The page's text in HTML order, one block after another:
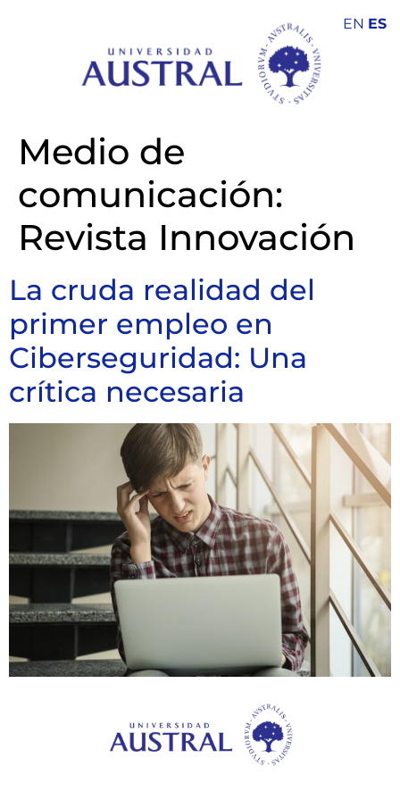
Medio de
comunicación:
Revista Innovación
La cruda realidad del
primer empleo en
Ciberseguridad: Una
crítica necesaria
EN ES